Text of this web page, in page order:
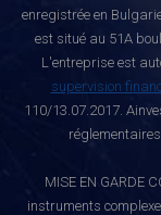
enregistrée en
est situé au 51A
L'entreprise est
supervision
110/13.07.2017.
MISE EN GARDE
instruments